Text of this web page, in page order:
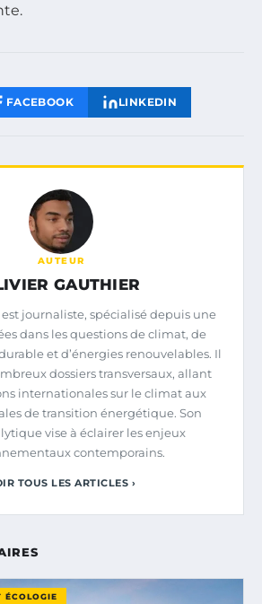
FACEBOOK LINKEDIN
AUTEUR
GAUTHIER
journaliste, spécialisé depuis une
dans les questions de climat, de
et d’énergies renouvelables. Il
dossiers transversaux, allant
internationales sur le climat aux
de transition énergétique. Son
vise à éclairer les enjeux
contemporains.
TOUS LES ARTICLES ›
ÉCOLOGIE